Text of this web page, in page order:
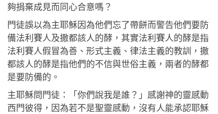
夠捐棄成見而同心合意嗎？
門徒誤以為主耶穌因為他們忘了帶餅而警告他們要防
備法利賽人及撒都該人的酵，其實法利賽人的酵是指
法利賽人假冒為善、形式主義、律法主義的教訓，撒
都該人的酵是指他們的不信與世俗主義，兩者的酵都
是要防備的。
主耶穌問門徒：「你們說我是誰？」感謝神的靈感動
西門彼得，因為若不是聖靈感動，沒有人能承認耶穌